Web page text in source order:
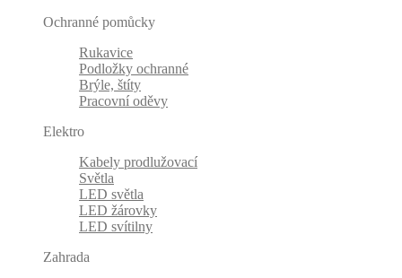
Ochranné pomůcky
Rukavice
Podložky ochranné
Brýle, štíty
Pracovní oděvy
Elektro
Kabely prodlužovací
Světla
LED světla
LED žárovky
LED svítilny
Zahrada